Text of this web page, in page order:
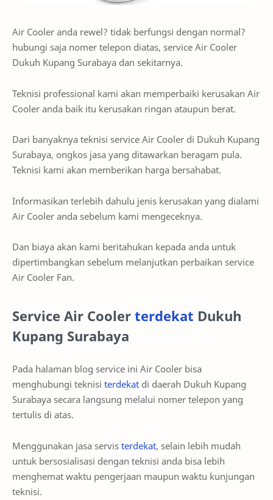
Air Cooler anda rewel? tidak berfungsi dengan normal?
hubungi saja nomer telepon diatas, service Air Cooler
Dukuh Kupang Surabaya dan sekitarnya.
Teknisi professional kami akan memperbaiki kerusakan Air
Cooler anda baik itu kerusakan ringan ataupun berat.
Dari banyaknya teknisi service Air Cooler di Dukuh Kupang
Surabaya, ongkos jasa yang ditawarkan beragam pula.
Teknisi kami akan memberikan harga bersahabat.
Informasikan terlebih dahulu jenis kerusakan yang dialami
Air Cooler anda sebelum kami mengeceknya.
Dan biaya akan kami beritahukan kepada anda untuk
dipertimbangkan sebelum melanjutkan perbaikan service
Air Cooler Fan.
Service Air Coolerterdekat Dukuh
Kupang Surabaya
Pada halaman blog service ini Air Cooler bisa
menghubungi teknisi terdekat di daerah Dukuh Kupang
Surabaya secara langsung melalui nomer telepon yang
tertulis di atas.
Menggunakan jasa servis terdekat, selain lebih mudah
untuk bersosialisasi dengan teknisi anda bisa lebih
menghemat waktu pengerjaan maupun waktu kunjungan
teknisi.